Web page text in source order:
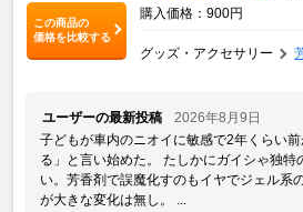
この商品の
価格を比較する
購入価格：900円
グッズ・アクセサリー
ユーザーの最新投稿
2026年8月9日
子どもが車内のニオイに敏感で2年くらい
る」と言い始めた。 たしかにガイシゃ独特
い。芳香剤で誤魔化すのもイヤでジェル系
が大きな変化は無し。 ...